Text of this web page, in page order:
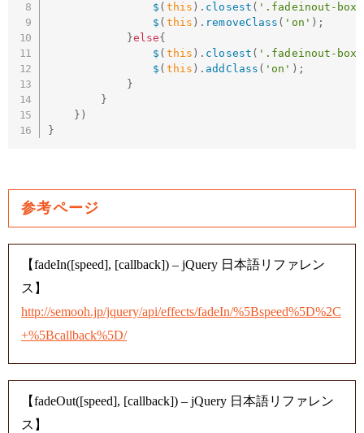
$ ( this ) . closest ( '.fadeinout-box'
$ ( this ) . removeClass ( 'on' ) ;
}else{
$ ( this ) . closest ( '.fadeinout-box'
$ ( this ) . addClass ( 'on' ) ;
}
}
} )
}
参考ページ
【fadeIn([speed], [callback]) – jQuery 日本語リファレン
ス】
http://semooh.jp/jquery/api/effects/fadeIn/%5Bspeed%5D%2C
+%5Bcallback%5D/
【fadeOut([speed], [callback]) – jQuery 日本語リファレン
ス】